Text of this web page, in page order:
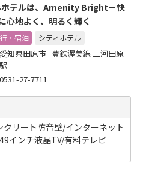
テルは、Amenity Bright－快
心地よく、明るく輝く
・宿泊 シティホテル
愛知県田原市 豊鉄渥美線 三河田原
駅
0531-27-7711
リート防音壁/インターネット
インチ液晶TV/有料テレビ